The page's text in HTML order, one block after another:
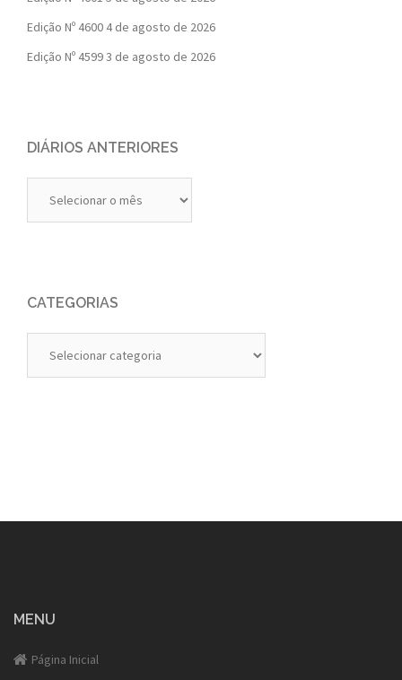
Edição Nº 4600 4 de agosto de 2026
Edição Nº 45993 de agosto de 2026
DIÁRIOS ANTERIORES
Anteriores
CATEGORIAS
MENU
Página Inicial